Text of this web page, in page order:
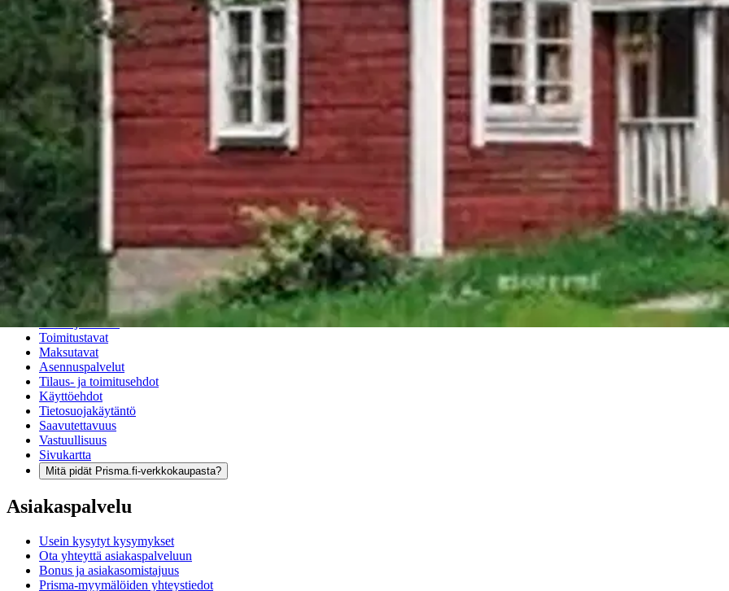
Ominaisuudet
Oletko tyytyväinen tuotetietoihin?
Ovatko tuotetiedot riittävät? Jos tuotetiedoissa on puutteita tai niitä voisi muuten parantaa, anna palautetta.
Anna palautetta Avautuu uuteen välilehteen
Verkkokauppa
Ohjeet
Ensitilaajan pikaopas
Myymälänouto
Palautukset
Reklamaatio
Takuu ja huolto
Toimitustavat
Maksutavat
Asennuspalvelut
Tilaus- ja toimitusehdot
Käyttöehdot
Tietosuojakäytäntö
Saavutettavuus
Vastuullisuus
Sivukartta
Mitä pidät Prisma.fi-verkkokaupasta?
Asiakaspalvelu
Usein kysytyt kysymykset
Ota yhteyttä asiakaspalveluun
Bonus ja asiakasomistajuus
Prisma-myymälöiden yhteystiedot